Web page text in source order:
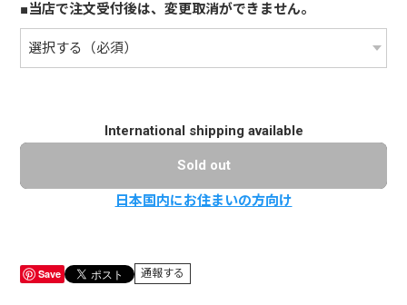
■当店で注文受付後は、変更取消ができません。
International shipping available
Sold out
日本国内にお住まいの方向け
Save 通報する